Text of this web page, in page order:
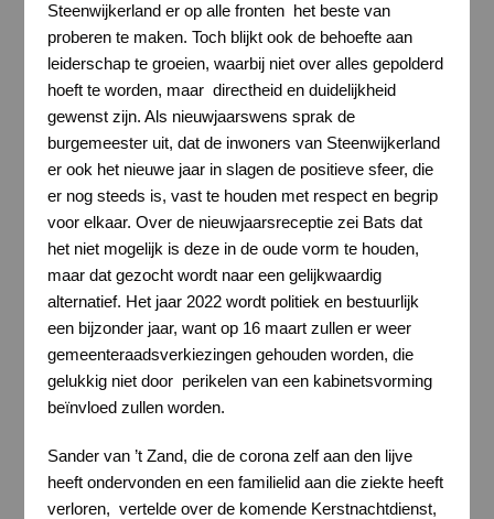
Steenwijkerland er op alle fronten het beste van
proberen te maken. Toch blijkt ook de behoefte aan
leiderschap te groeien, waarbij niet over alles gepolderd
hoeft te worden, maar directheid en duidelijkheid
gewenst zijn. Als nieuwjaarswens sprak de
burgemeester uit, dat de inwoners van Steenwijkerland
er ook het nieuwe jaar in slagen de positieve sfeer, die
er nog steeds is, vast te houden met respect en begrip
voor elkaar. Over de nieuwjaarsreceptie zei Bats dat
het niet mogelijk is deze in de oude vorm te houden,
maar dat gezocht wordt naar een gelijkwaardig
alternatief. Het jaar 2022 wordt politiek en bestuurlijk
een bijzonder jaar, want op 16 maart zullen er weer
gemeenteraadsverkiezingen gehouden worden, die
gelukkig niet door perikelen van een kabinetsvorming
beïnvloed zullen worden.
Sander van ’t Zand, die de corona zelf aan den lijve
heeft ondervonden en een familielid aan die ziekte heeft
verloren, vertelde over de komende Kerstnachtdienst,